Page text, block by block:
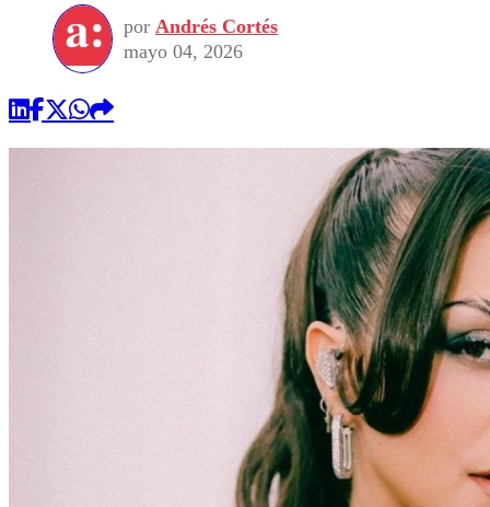
por Andrés Cortés
mayo 04, 2026